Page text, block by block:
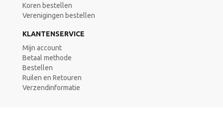
Koren bestellen
Verenigingen bestellen
KLANTENSERVICE
Mijn account
Betaal methode
Bestellen
Ruilen en Retouren
Verzendinformatie